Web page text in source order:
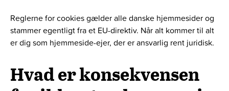
Reglerne for cookies gælder alle danske hjemmesider og
stammer egentligt fra et EU-direktiv. Når alt kommer til alt
er dig som hjemmeside-ejer, der er ansvarlig rent juridisk.
Hvad er konsekvensen